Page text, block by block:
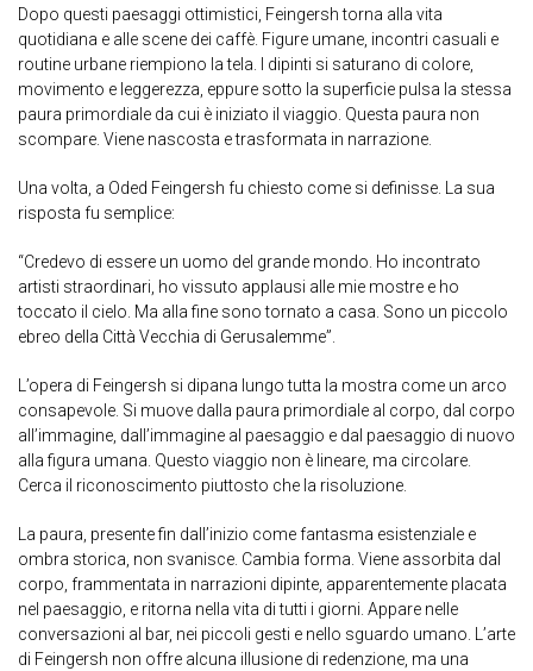
Dopo questi paesaggi ottimistici, Feingersh torna alla vita
quotidiana e alle scene dei caffè. Figure umane, incontri casuali e
routine urbane riempiono la tela. I dipinti si saturano di colore,
movimento e leggerezza, eppure sotto la superficie pulsa la stessa
paura primordiale da cui è iniziato il viaggio. Questa paura non
scompare. Viene nascosta e trasformata in narrazione.
Una volta, a Oded Feingersh fu chiesto come si definisse. La sua
risposta fu semplice:
“Credevo di essere un uomo del grande mondo. Ho incontrato
artisti straordinari, ho vissuto applausi alle mie mostre e ho
toccato il cielo. Ma alla fine sono tornato a casa. Sono un piccolo
ebreo della Città Vecchia di Gerusalemme”.
L’opera di Feingersh si dipana lungo tutta la mostra come un arco
consapevole. Si muove dalla paura primordiale al corpo, dal corpo
all’immagine, dall’immagine al paesaggio e dal paesaggio di nuovo
alla figura umana. Questo viaggio non è lineare, ma circolare.
Cerca il riconoscimento piuttosto che la risoluzione.
La paura, presente fin dall’inizio come fantasma esistenziale e
ombra storica, non svanisce. Cambia forma. Viene assorbita dal
corpo, frammentata in narrazioni dipinte, apparentemente placata
nel paesaggio, e ritorna nella vita di tutti i giorni. Appare nelle
conversazioni al bar, nei piccoli gesti e nello sguardo umano. L’arte
di Feingersh non offre alcuna illusione di redenzione, ma una